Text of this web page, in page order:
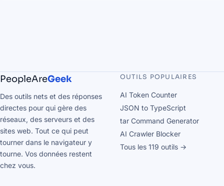
PeopleAreGeek
Des outils nets et des réponses
directes pour qui gère des
réseaux, des serveurs et des
sites web. Tout ce qui peut
tourner dans le navigateur y
tourne. Vos données restent
chez vous.
OUTILS POPULAIRES
AI Token Counter
JSON to TypeScript
tar Command Generator
AI Crawler Blocker
Tous les 119 outils →